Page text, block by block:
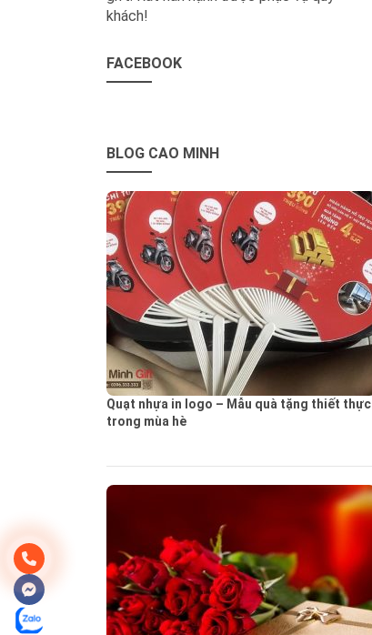
khách!
FACEBOOK
BLOG CAO MINH
Quạt nhựa in logo – Mẫu quà tặng thiết thực
trong mùa hè